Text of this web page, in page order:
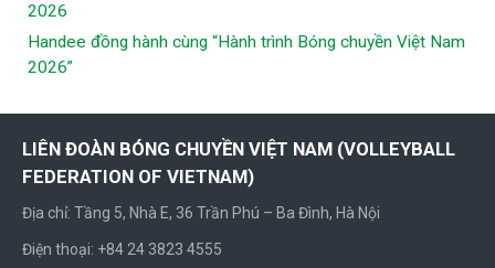
2026
Handee đồng hành cùng “Hành trình Bóng chuyền Việt Nam
2026”
LIÊN ĐOÀN BÓNG CHUYỀN VIỆT NAM (VOLLEYBALL
FEDERATION OF VIETNAM)
Địa chỉ: Tầng 5, Nhà E, 36 Trần Phú – Ba Đình, Hà Nội
Điện thoại: +84 24 3823 4555